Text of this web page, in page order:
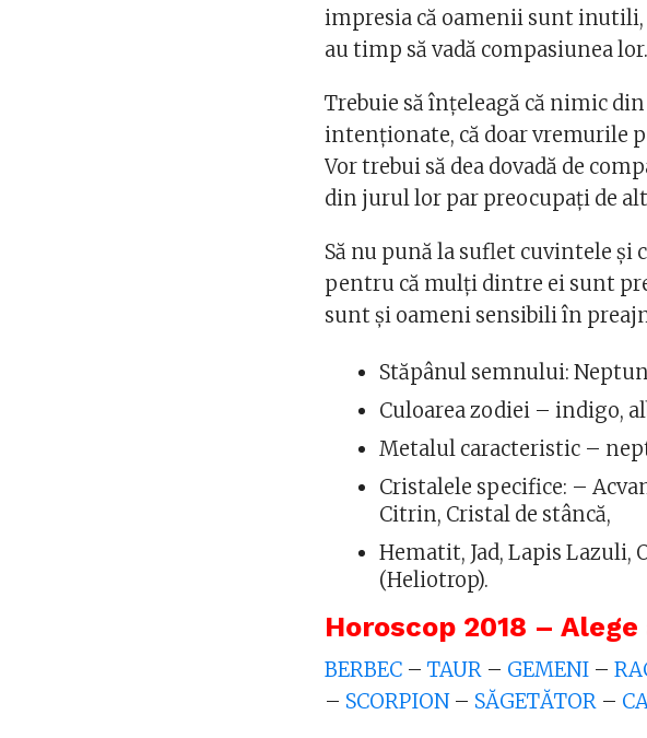
impresia că oamenii sunt
au timp să vadă compasiunea lor.
Trebuie să înțeleagă că nimic
intenționate, că doar vremurile
Vor trebui să dea dovadă de
din jurul lor par preocupaţi de
Să nu pună la suflet cuvintele
pentru că mulți dintre ei sunt
sunt şi oameni sensibili în
Stăpânul semnului:
Culoarea zodiei – indigo,
Metalul caracteristic –
Cristalele specifice: –
Citrin, Cristal de stâncă,
Hematit, Jad, Lapis Lazuli,
(Heliotrop).
Horoscop 2018 –
BERBEC –TAUR – GEMENI –
– SCORPION– SĂGETĂTOR –